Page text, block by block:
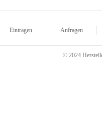
Eintragen Anfragen
© 2024